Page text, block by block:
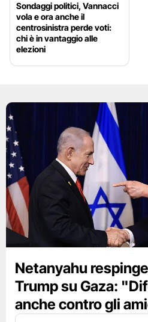
Sondaggi politici, Vannacci
vola e ora anche il
centrosinistra perde voti:
chi è in vantaggio alle
elezioni
Netanyahu
Trump su Gaza:
anche contro gli